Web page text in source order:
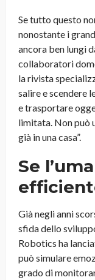
Se tutto questo
nonostante i
ancora ben lungi
collaboratori
la rivista
salire e scendere
e trasportare
limitata. Non può
già in una casa”.
Se
Già negli anni
sfida dello
Robotics ha
può simulare
grado di